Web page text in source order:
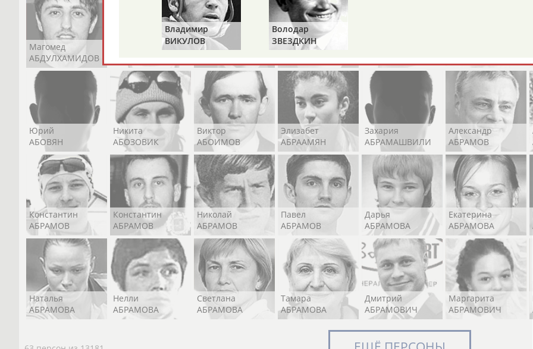
Магомед
АБДУЛХАМИДОВ
Адлан
Рустам
Юрий
АБОВЯН
Никита
АБОЗОВИК
Виктор
АБОИМОВ
Элизабет
АБРААМЯН
Захария
АБРАМАШВИЛИ
Александр
АБРАМОВ
Константин
АБРАМОВ
Константин
АБРАМОВ
Николай
АБРАМОВ
Павел
АБРАМОВ
Дарья
АБРАМОВА
Екатерина
АБРАМОВА
Наталья
АБРАМОВА
Нелли
АБРАМОВА
Светлана
АБРАМОВА
Тамара
АБРАМОВА
Дмитрий
АБРАМОВИЧ
Маргарита
АБРАМОВИЧ
Владимир
ВИКУЛОВ
Володар
ЗВЕЗДКИН